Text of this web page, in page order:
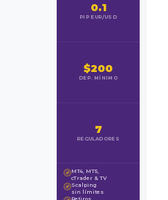
0.1
PIP EUR/USD
$200
DEP. MÍNIMO
7
REGULADORES
✓ MT4, MT5,
cTrader & TV
✓ Scalping
sin límites